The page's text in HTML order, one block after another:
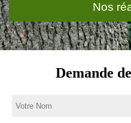
Nos
Demande